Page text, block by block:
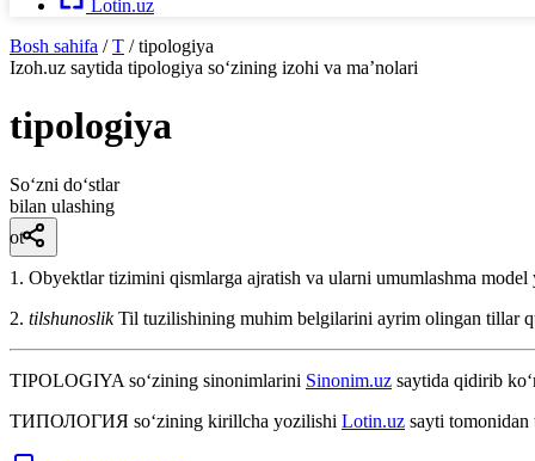
Lotin.uz
Bosh sahifa / T / tipologiya
Izoh.uz saytida tipologiya so‘zining izohi va ma’nolari
tipologiya
So‘zni do‘stlar
bilan ulashing
ot
1. Obyektlar tizimini qismlarga ajratish va ularni umumlashma
2. tilshunoslikTil tuzilishining muhim belgilarini ayrim olingan tillar
TIPOLOGIYA so‘zining sinonimlarini Sinonim.uz saytida qidirib
ТИПОЛОГИЯ so‘zining kirillcha yozilishi Lotin.uz sayti